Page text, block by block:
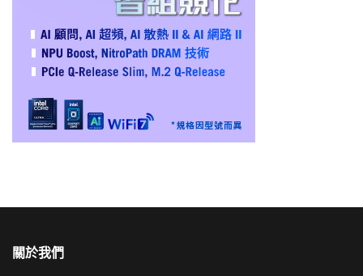
關於我們